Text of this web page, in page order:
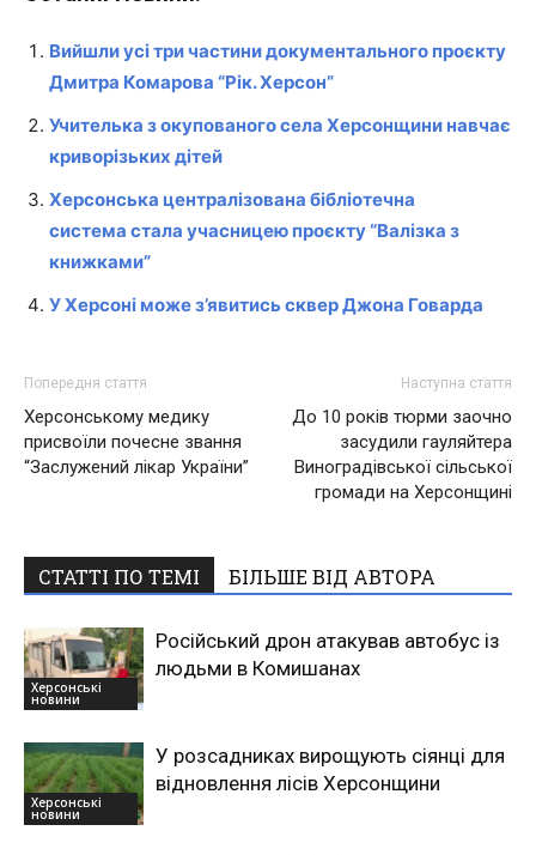
Вийшли усі три частини документального проєкту
Дмитра Комарова “Рік. Херсон”
Учителька з окупованого села Херсонщини навчає
криворізьких дітей
Херсонська централізована бібліотечна
система стала учасницею проєкту “Валізка з
книжками”
У Херсоні може з’явитись сквер Джона Говарда
Попередня стаття
Херсонському медику
присвоїли почесне звання
“Заслужений лікар України”
Наступна стаття
До 10 років тюрми заочно
засудили гауляйтера
Виноградівської сільської
громади на Херсонщині
СТАТТІ ПО ТЕМІ БІЛЬШЕ ВІД АВТОРА
Херсонські
новини
Російський дрон атакував автобус із
людьми в Комишанах
Херсонські
новини
У розсадниках вирощують сіянці для
відновлення лісів Херсонщини